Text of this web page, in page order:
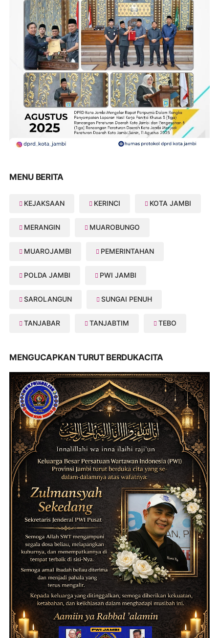
MENU BERITA
KEJAKSAAN KERINCI KOTA JAMBI
MERANGIN MUAROBUNGO
MUAROJAMBI PEMERINTAHAN
POLDA JAMBI PWI JAMBI
SAROLANGUN SUNGAI PENUH
TANJABAR TANJABTIM TEBO
MENGUCAPKAN TURUT BERDUKACITA